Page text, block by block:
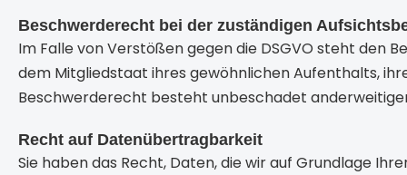
Beschwerderecht bei der zuständigen
Im Falle von Verstößen gegen die DSGVO steht den
dem Mitgliedstaat ihres gewöhnlichen Aufenthalts,
Beschwerderecht besteht unbeschadet
Recht auf Datenübertragbarkeit
Sie haben das Recht, Daten, die wir auf Grundlage